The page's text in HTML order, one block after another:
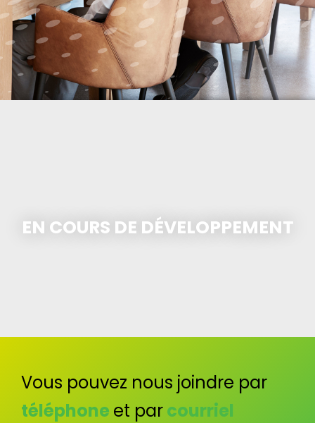
EN COURS DE DÉVELOPPEMENT
Vous pouvez nous joindre par
téléphone et parcourriel